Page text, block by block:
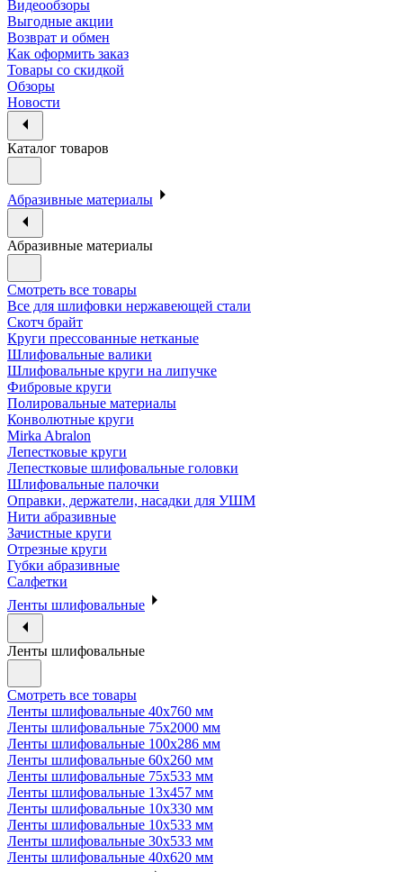
Видеообзоры
Выгодные акции
Возврат и обмен
Как оформить заказ
Товары со скидкой
Обзоры
Новости
Каталог товаров
Абразивные материалы
Абразивные материалы
Смотреть все товары
Все для шлифовки нержавеющей стали
Скотч брайт
Круги прессованные нетканые
Шлифовальные валики
Шлифовальные круги на липучке
Фибровые круги
Полировальные материалы
Конволютные круги
Mirka Abralon
Лепестковые круги
Лепестковые шлифовальные головки
Шлифовальные палочки
Оправки, держатели, насадки для УШМ
Нити абразивные
Зачистные круги
Отрезные круги
Губки абразивные
Салфетки
Ленты шлифовальные
Ленты шлифовальные
Смотреть все товары
Ленты шлифовальные 40х760 мм
Ленты шлифовальные 75х2000 мм
Ленты шлифовальные 100х286 мм
Ленты шлифовальные 60х260 мм
Ленты шлифовальные 75х533 мм
Ленты шлифовальные 13х457 мм
Ленты шлифовальные 10х330 мм
Ленты шлифовальные 10х533 мм
Ленты шлифовальные 30х533 мм
Ленты шлифовальные 40х620 мм